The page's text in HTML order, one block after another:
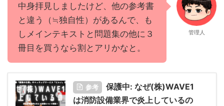
中身拝見しましたけど、他の参考書
と違う（≒独自性）があるんで、も
しメインテキストと問題集の他に３
冊目を買うなら割とアリかなと。
管理人
参考
保護中: なぜ(株)WAVE1
は消防設備業界で炎上しているの